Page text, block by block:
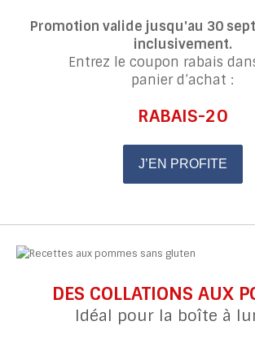
Promotion valide jusqu'au 30
inclusivement.
Entrez le coupon rabais
panier d’achat :
RABAIS-20
J’EN PROFITE
DES COLLATIONS AUX
Idéal pour la boîte à